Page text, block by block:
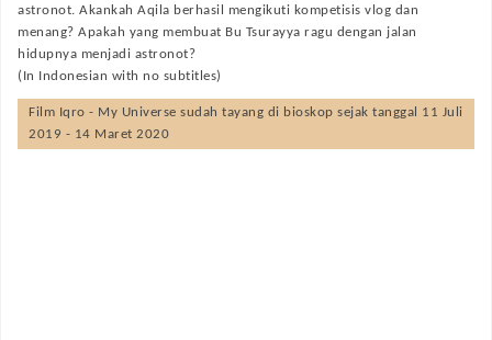
astronot. Akankah Aqila berhasil mengikuti kompetisis vlog dan
menang? Apakah yang membuat Bu Tsurayya ragu dengan jalan
hidupnya menjadi astronot?
(In Indonesian with no subtitles)
Film Iqro - My Universe sudah tayang di bioskop sejak tanggal 11 Juli
2019 - 14 Maret 2020